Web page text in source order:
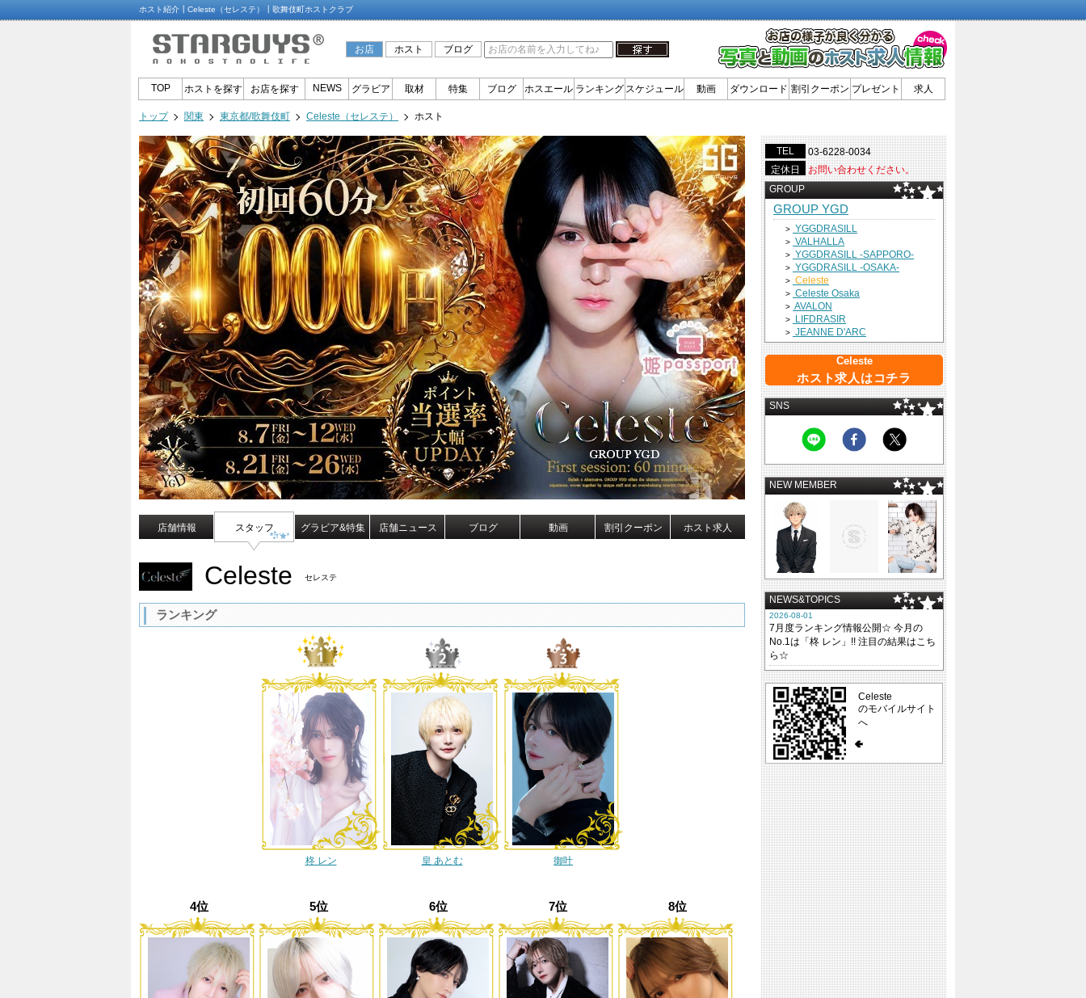
ホスト紹介┃Celeste（セレステ）┃歌舞伎町ホストクラブ
お店 ホスト ブログ
TOP ホストを探す お店を探す NEWS グラビア 取材 特集 ブログ ホスエール ランキング スケジュール 動画 ダウンロード 割引クーポン プレゼント 求人
トップ 関東 東京都/歌舞伎町 Celeste（セレステ） ホスト
店舗情報 スタッフ グラビア&特集 店舗ニュース ブログ 動画 割引クーポン ホスト求人
Celeste セレステ
ランキング
柊 レン 皇 あとむ 御叶
4位 5位 6位 7位 8位
TEL
03-6228-0034
定休日
お問い合わせください。
GROUP
GROUP YGD
> YGGDRASILL
> VALHALLA
> YGGDRASILL -SAPPORO-
> YGGDRASILL -OSAKA-
> Celeste
> Celeste Osaka
> AVALON
> LIFDRASIR
> JEANNE D'ARC
Celeste
ホスト求人はコチラ
SNS
NEW MEMBER
NEWS&TOPICS
2026-08-01
7月度ランキング情報公開☆ 今月の
No.1は「柊 レン」!! 注目の結果はこち
ら☆
Celeste
のモバイルサイト
へ